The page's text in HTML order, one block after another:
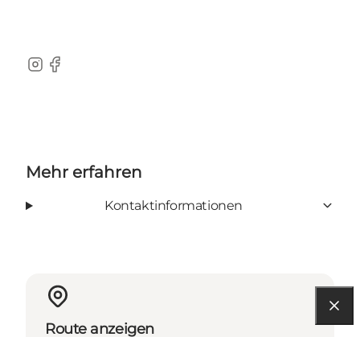
Instagram
Facebook
Mehr erfahren
Kontaktinformationen
Route anzeigen